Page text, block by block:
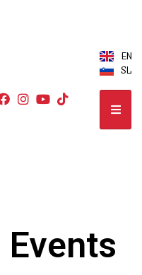
EN
SL
Events